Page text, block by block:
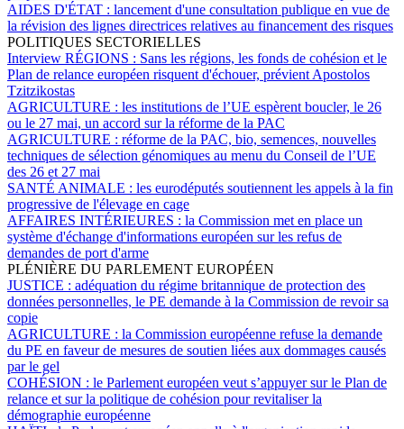
AIDES D'ÉTAT : lancement d'une consultation publique en vue de
la révision des lignes directrices relatives au financement des risques
POLITIQUES SECTORIELLES
Interview RÉGIONS : Sans les régions, les fonds de cohésion et le
Plan de relance européen risquent d'échouer, prévient Apostolos
Tzitzikostas
AGRICULTURE : les institutions de l’UE espèrent boucler, le 26
ou le 27 mai, un accord sur la réforme de la PAC
AGRICULTURE : réforme de la PAC, bio, semences, nouvelles
techniques de sélection génomiques au menu du Conseil de l’UE
des 26 et 27 mai
SANTÉ ANIMALE : les eurodéputés soutiennent les appels à la fin
progressive de l'élevage en cage
AFFAIRES INTÉRIEURES : la Commission met en place un
système d'échange d'informations européen sur les refus de
demandes de port d'arme
PLÉNIÈRE DU PARLEMENT EUROPÉEN
JUSTICE : adéquation du régime britannique de protection des
données personnelles, le PE demande à la Commission de revoir sa
copie
AGRICULTURE : la Commission européenne refuse la demande
du PE en faveur de mesures de soutien liées aux dommages causés
par le gel
COHÉSION : le Parlement européen veut s’appuyer sur le Plan de
relance et sur la politique de cohésion pour revitaliser la
démographie européenne